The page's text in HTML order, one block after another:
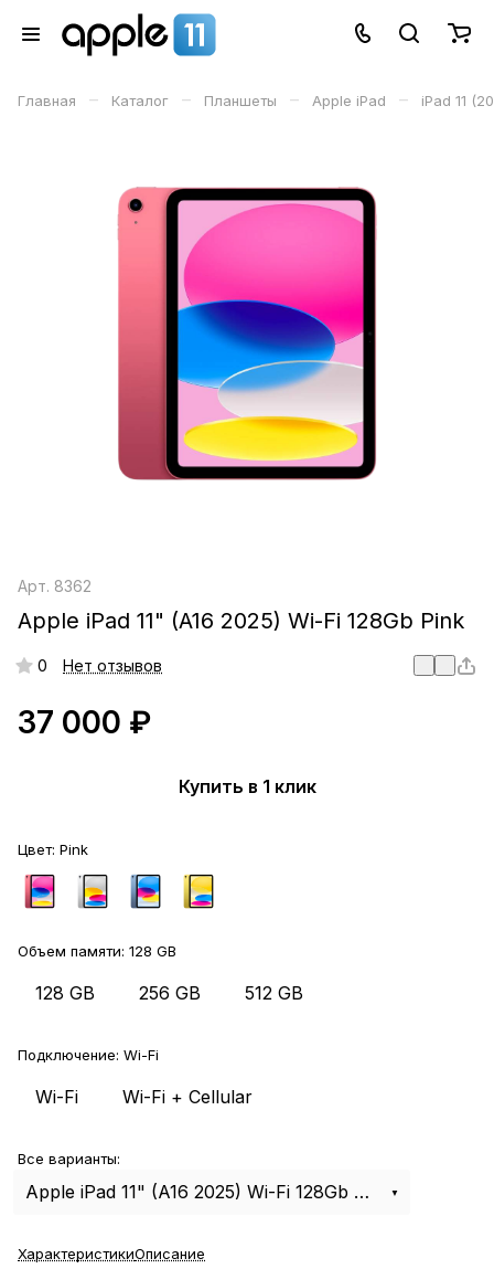
Главная – Каталог – Планшеты – Apple iPad – iPad 11
Арт. 8362
Apple iPad 11" (A16 2025) Wi-Fi 128Gb Pink
0 Нет отзывов
37 000 ₽
Купить в 1 клик
Цвет: Pink
Объем памяти: 128 GB
128 GB 256 GB 512 GB
Подключение: Wi-Fi
Wi-Fi Wi-Fi + Cellular
Все варианты:
Apple iPad 11" (A16 2025) Wi-Fi 128Gb Pink
ХарактеристикиОписание